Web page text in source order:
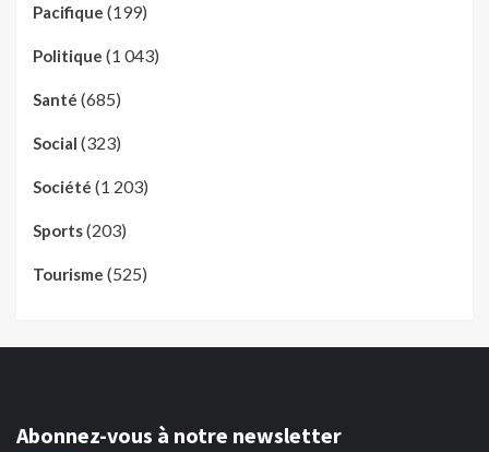
Pacifique (199)
Politique (1 043)
Santé (685)
Social (323)
Société (1 203)
Sports(203)
Tourisme (525)
Abonnez-vous à notre newsletter